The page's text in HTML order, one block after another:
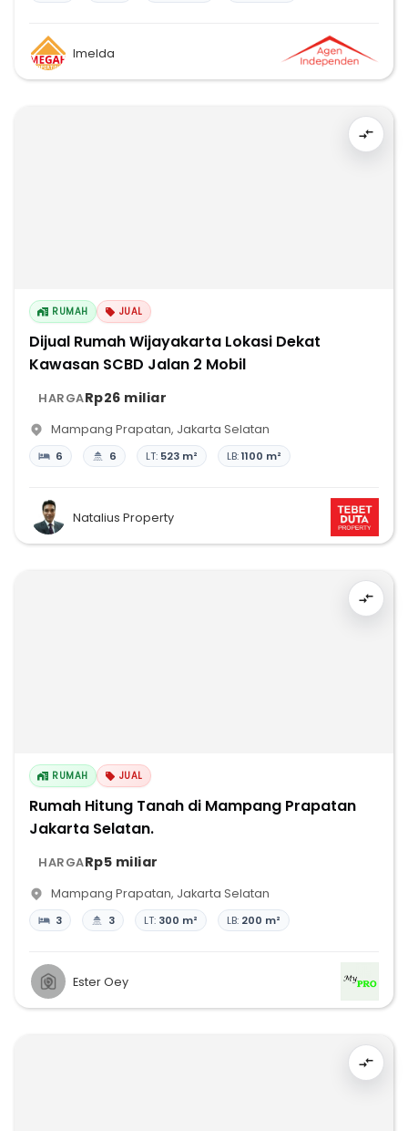
Imelda
RUMAH JUAL
Dijual Rumah Wijayakarta Lokasi Dekat
Kawasan SCBD Jalan 2 Mobil
HARGARp26 miliar
Mampang Prapatan, Jakarta Selatan
6 6 LT: 523 m² LB:1100 m²
Natalius Property
RUMAH JUAL
Rumah Hitung Tanah di Mampang Prapatan
Jakarta Selatan.
HARGARp5 miliar
Mampang Prapatan, Jakarta Selatan
3 3 LT: 300 m² LB: 200 m²
Ester Oey